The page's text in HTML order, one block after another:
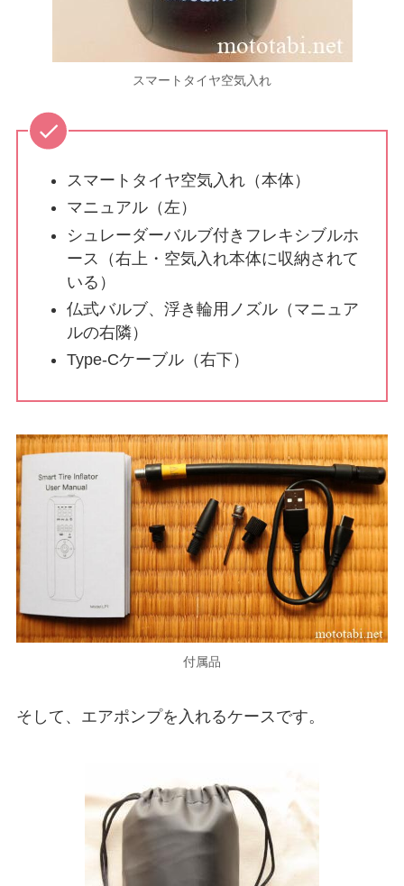
スマートタイヤ空気入れ
スマートタイヤ空気入れ（本体）
マニュアル（左）
シュレーダーバルブ付きフレキシブルホ
ース（右上・空気入れ本体に収納されて
いる）
仏式バルブ、浮き輪用ノズル（マニュア
ルの右隣）
Type-Cケーブル（右下）
付属品
そして、エアポンプを入れるケースです。